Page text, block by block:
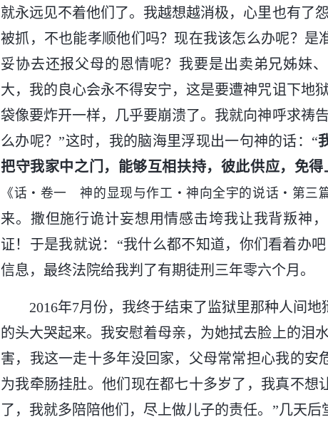
就永远见不着他们了。我越想越消极，心里也有了
被抓，不也能孝顺他们吗？现在我该怎么办呢？是
妥协去还报父母的恩情呢？我要是出卖弟兄姊妹
大，我的良心会永不得安宁，这是要遭神咒诅下地
袋像要炸开一样，几乎要崩溃了。我就向神呼求祷
么办呢？”这时，我的脑海里浮现出一句神的话：“
把守我家中之门，能够互相扶持，彼此供应，免得
《话・卷一 神的显现与作工・神向全宇的说话・第三篇
来。撒但施行诡计妄想用情感击垮我让我背叛神
证！于是我就说：“我什么都不知道，你们看着办
信息，最终法院给我判了有期徒刑三年零六个月。
2016年7月份，我终于结束了监狱里那种人间
的头大哭起来。我安慰着母亲，为她拭去脸上的泪
害，我这一走十多年没回家，父母常常担心我的安
为我牵肠挂肚。他们现在都七十多岁了，我真不想
了，我就多陪陪他们，尽上做儿子的责任。”几天后